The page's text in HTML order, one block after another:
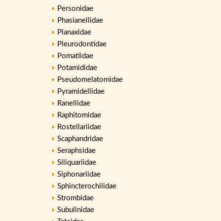
Personidae
Phasianellidae
Planaxidae
Pleurodontidae
Pomatiidae
Potamididae
Pseudomelatomidae
Pyramidellidae
Ranellidae
Raphitomidae
Rostellariidae
Scaphandridae
Seraphsidae
Siliquariidae
Siphonariidae
Sphincterochilidae
Strombidae
Subulinidae